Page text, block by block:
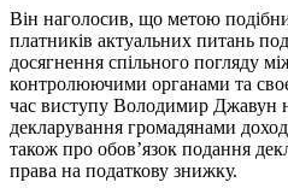
Він наголосив, що метою
платників актуальних питань
досягнення спільного погляду
контролюючими органами та
час виступу Володимир Джавун
декларування громадянами
також про обов’язок подання
права на податкову знижку.